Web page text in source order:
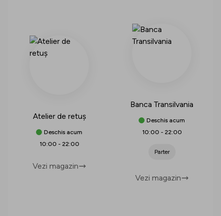
Atelier de retuș
Deschis acum
10:00 - 22:00
Vezi magazin
Banca Transilvania
Deschis acum
10:00 - 22:00
Parter
Vezi magazin